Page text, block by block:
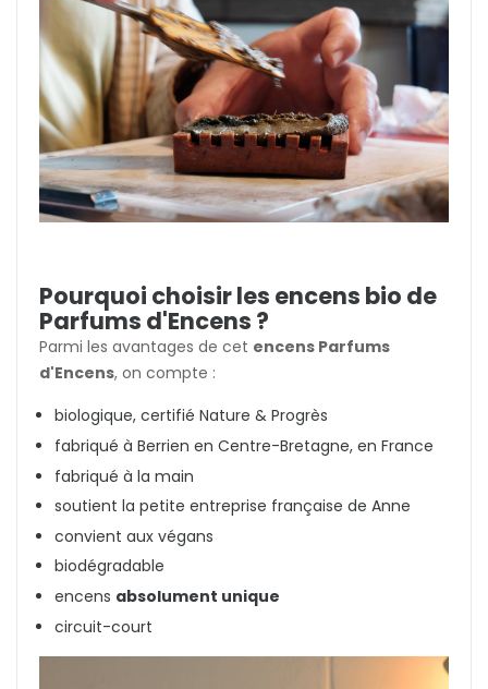
Pourquoi choisir les encens bio de
Parfums d'Encens ?
Parmi les avantages de cet encens Parfums
d'Encens, on compte :
biologique, certifié Nature & Progrès
fabriqué à Berrien en Centre-Bretagne, en France
fabriqué à la main
soutient la petite entreprise française de Anne
convient aux végans
biodégradable
encens absolument unique
circuit-court